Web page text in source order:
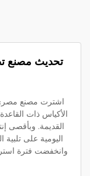
تحديث مصنع
الأكياس ذات